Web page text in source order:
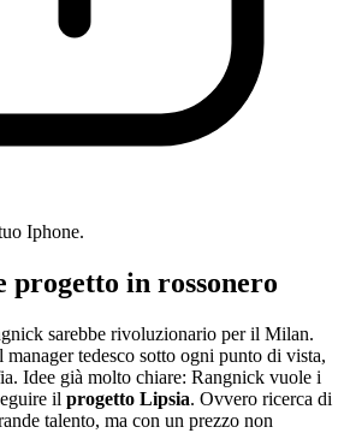
Iphone.
progetto in rossonero
sarebbe rivoluzionario per il Milan.
tedesco sotto ogni punto di vista,
Idee già molto chiare: Rangnick vuole i
il progetto Lipsia. Ovvero ricerca di
talento, ma con un prezzo non